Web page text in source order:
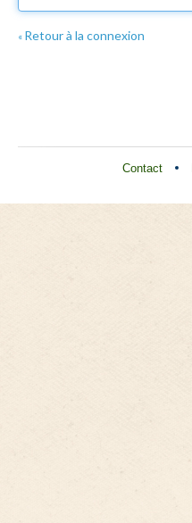
« Retour à la connexion
Contact